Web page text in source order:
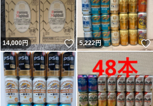
いいね！
14,000円 いいね！
5,222円